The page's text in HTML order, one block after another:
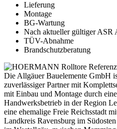
Lieferung
Montage
BG-Wartung
Nach aktueller gültiger ASR
TÜV-Abnahme
Brandschutzberatung
Die Allgäuer Bauelemente GmbH
zuverlässiger Partner mit
mit Einbau und Montage durch
Handwerksbetrieb in der Region
eine ehemalige Freie Reichsstadt
Landkreis Ravensburg im